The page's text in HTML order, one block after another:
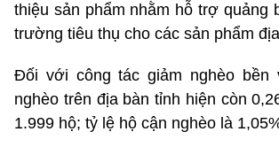
thiệu sản phẩm nhằm hỗ trợ quảng
trường tiêu thụ cho các sản phẩm
Đối với công tác giảm nghèo bền
nghèo trên địa bàn tỉnh hiện còn
1.999 hộ; tỷ lệ hộ cận nghèo là